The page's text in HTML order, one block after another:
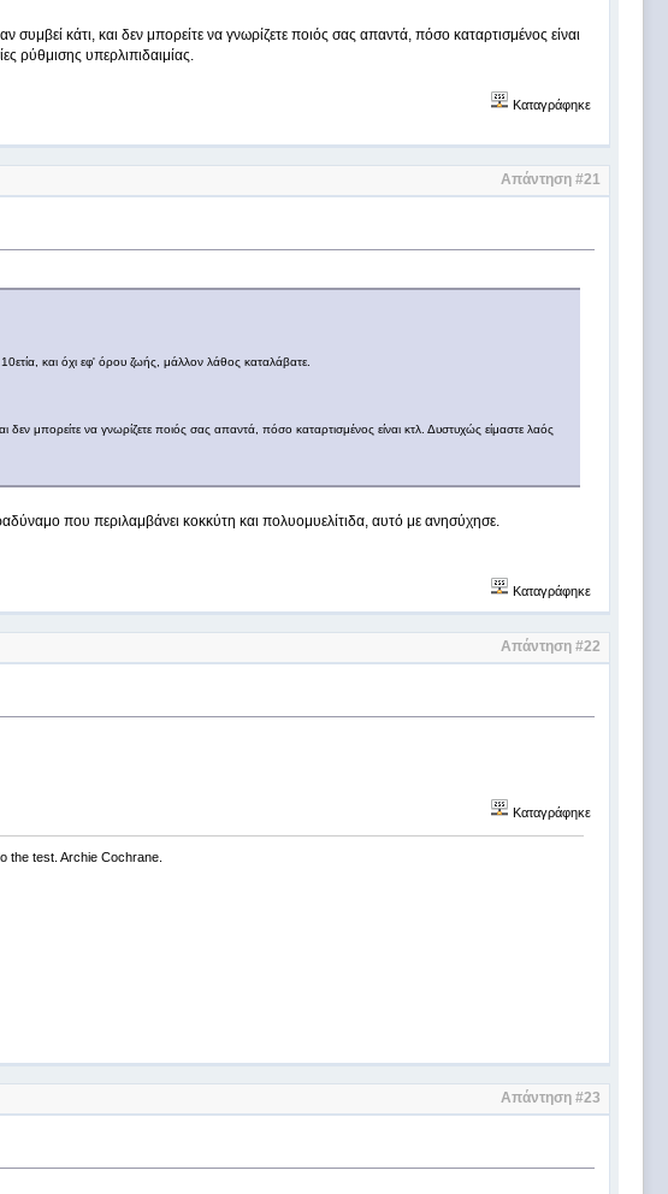
συμβεί κάτι, και δεν μπορείτε να γνωρίζετε ποιός σας απαντά, πόσο καταρτισμένος είναι
ρύθμισης υπερλιπιδαιμίας.
Καταγράφηκε
Απάντηση #21
και όχι εφ' όρου ζωής, μάλλον λάθος καταλάβατε.
δεν μπορείτε να γνωρίζετε ποιός σας απαντά, πόσο καταρτισμένος είναι κτλ. Δυστυχώς είμαστε λαός
που περιλαμβάνει κοκκύτη και πολυομυελίτιδα, αυτό με ανησύχησε.
Καταγράφηκε
Απάντηση #22
Καταγράφηκε
the test. Archie Cochrane.
Απάντηση #23